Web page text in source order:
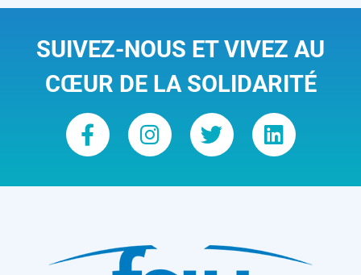
SUIVEZ-NOUS ET VIVEZ AU
CŒUR DE LA SOLIDARITÉ